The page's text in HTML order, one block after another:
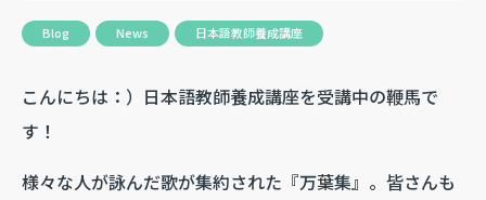
Blog News 日本語教師養成講座
こんにちは：）日本語教師養成講座を受講中の鞭馬で
す！
様々な人が詠んだ歌が集約された『万葉集』。皆さんも